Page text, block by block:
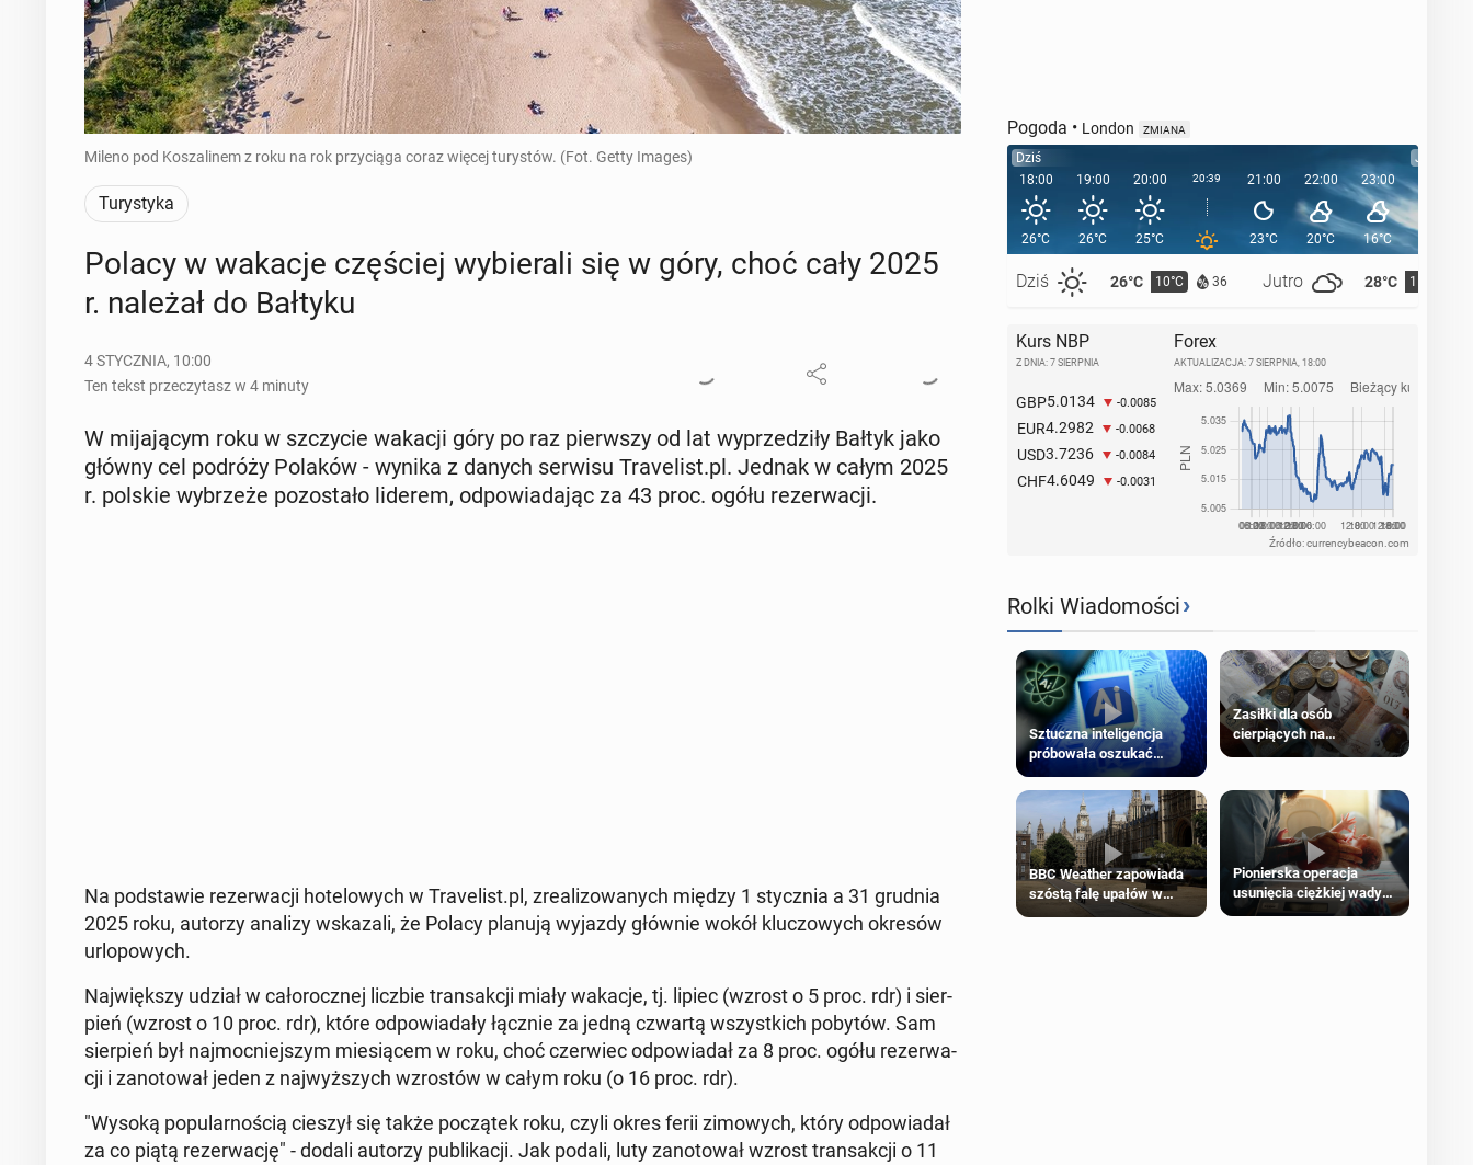
Mileno pod Koszalinem z roku na rok przyciąga coraz więcej turystów. (Fot. Getty Images)
Turystyka
Polacy w wakacje czę­ściej wy­bie­ra­li się w góry, choć cały 2025
r. należał do Bałtyku
4 STYCZNIA, 10:00
Ten tekst przeczytasz w 4 minuty
W mi­ja­ją­cym roku w szczy­cie wakacji góry po raz pierw­szy od lat wy­prze­dzi­ły Bałtyk jako
główny cel podróży Polaków - wynika z danych serwisu Tra­ve­list.pl. Jednak w całym 2025
r. polskie wy­brze­że po­zo­sta­ło liderem, od­po­wia­da­jąc za 43 proc. ogółu re­zer­wa­cji.
Na pod­sta­wie re­zer­wa­cji ho­te­lo­wych w Tra­ve­list.pl, zre­ali­zo­wa­nych między 1 stycz­nia a 31 grudnia
2025 roku, autorzy analizy wska­za­li, że Polacy planują wyjazdy głównie wokół klu­czo­wych okresów
urlo­po­wych.
Naj­więk­szy udział w ca­ło­rocz­nej liczbie trans­ak­cji miały wakacje, tj. lipiec (wzrost o 5 proc. rdr) i sier­
pień (wzrost o 10 proc. rdr), które od­po­wia­da­ły łącznie za jedną czwartą wszyst­kich pobytów. Sam
sier­pień był naj­moc­niej­szym mie­sią­cem w roku, choć czer­wiec od­po­wia­dał za 8 proc. ogółu re­zer­wa­
cji i za­no­to­wał jeden z naj­wyż­szych wzro­stów w całym roku (o 16 proc. rdr).
"Wysoką po­pu­lar­no­ścią cieszył się także po­czą­tek roku, czyli okres ferii zi­mo­wych, który od­po­wia­dał
za co piątą re­zer­wa­cję" - dodali autorzy pu­bli­ka­cji. Jak podali, luty za­no­to­wał wzrost trans­ak­cji o 11
Pogoda • London ZMIANA
Dziś
18:00
26°C
Dziś 26°C 10°C 36 Jutro 28°C 11°C
19:00
26°C
20:00
25°C
20:39 21:00
23°C
22:00
20°C
23:00
16°C
Jutro
00:00
Kurs NBP
Z DNIA: 7 SIERPNIA
GBP5.0134 -0.0085
EUR4.2982 -0.0068
USD3.7236 -0.0084
CHF4.6049 -0.0031
Forex
AKTUALIZACJA: 7 SIERPNIA, 18:00
Źródło: currencybeacon.com
Rolki Wiadomości›
Sztuczna inteligencja
próbowała oszukać
człowieka
Zasiłki dla osób
cierpiących na
schorzenia psychiczne
BBC Weather zapowiada
szóstą falę upałów w
Londynie
Pionierska operacja
usunięcia ciężkiej wady
wrodzonej płodu w łonie